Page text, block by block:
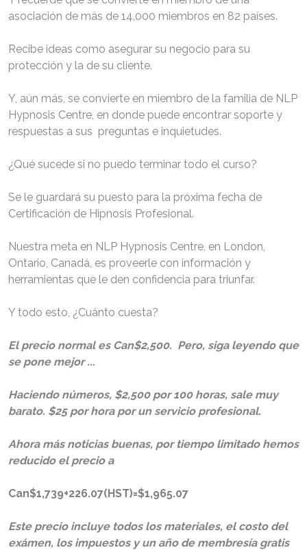
asociación de más de 14,000 miembros en 82 países.
Recibe ideas como asegurar su negocio para su
protección y la de su cliente.
Y, aún más, se convierte en miembro de la familia de NLP
Hypnosis Centre, en donde puede encontrar soporte y
respuestas a sus preguntas e inquietudes.
¿Qué sucede si no puedo terminar todo el curso?
Se le guardará su puesto para la próxima fecha de
Certificación de Hipnosis Profesional.
Nuestra meta en NLP Hypnosis Centre, en London,
Ontario, Canadá, es proveerle con información y
herramientas que le den confidencia para triunfar.
Y todo esto, ¿Cuánto cuesta?
El precio normal es Can$2,500. Pero, siga leyendo que
se pone mejor ...
Haciendo números, $2,500 por 100 horas, sale muy
barato. $25 por hora por un servicio profesional.
Ahora más noticias buenas, por tiempo limitado hemos
reducido el precio a
Can$1,739+226.07(HST)=$1,965.07
Este precio incluye todos los materiales, el costo del
exámen, los impuestos y un año de membresía gratis